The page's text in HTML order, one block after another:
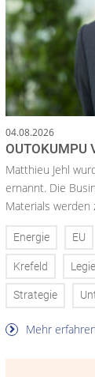
04.08.2026
OUTOKUMPU
Matthieu Jehl
ernannt. Die
Materials werden
Energie EU
Krefeld
Strategie
Mehr erfahren